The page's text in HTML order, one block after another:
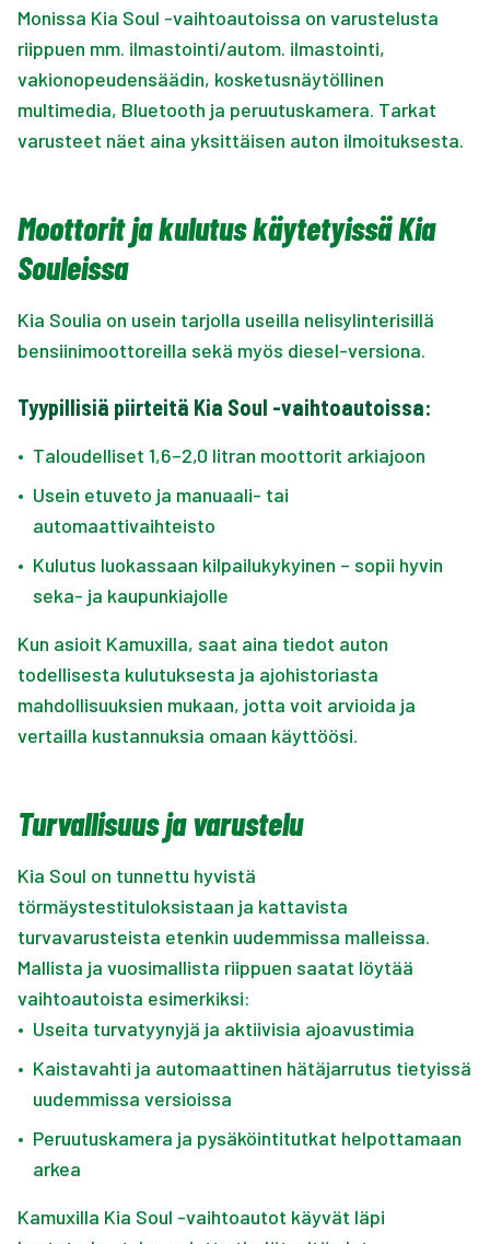
Monissa Kia Soul -vaihtoautoissa on varustelusta
riippuen mm. ilmastointi/autom. ilmastointi,
vakionopeudensäädin, kosketusnäytöllinen
multimedia, Bluetooth ja peruutuskamera. Tarkat
varusteet näet aina yksittäisen auton ilmoituksesta.
Moottorit ja kulutus käytetyissä Kia
Souleissa
Kia Soulia on usein tarjolla useilla nelisylinterisillä
bensiinimoottoreilla sekä myös diesel-versiona.
Tyypillisiä piirteitä Kia Soul -vaihtoautoissa:
• Taloudelliset 1,6–2,0 litran moottorit arkiajoon
• Usein etuveto ja manuaali- tai
automaattivaihteisto
• Kulutus luokassaan kilpailukykyinen – sopii hyvin
seka- ja kaupunkiajolle
Kun asioit Kamuxilla, saat aina tiedot auton
todellisesta kulutuksesta ja ajohistoriasta
mahdollisuuksien mukaan, jotta voit arvioida ja
vertailla kustannuksia omaan käyttöösi.
Turvallisuus ja varustelu
Kia Soul on tunnettu hyvistä
törmäystestituloksistaan ja kattavista
turvavarusteista etenkin uudemmissa malleissa.
Mallista ja vuosimallista riippuen saatat löytää
vaihtoautoista esimerkiksi:
• Useita turvatyynyjä ja aktiivisia ajoavustimia
• Kaistavahti ja automaattinen hätäjarrutus tietyissä
uudemmissa versioissa
• Peruutuskamera ja pysäköintitutkat helpottamaan
arkea
Kamuxilla Kia Soul -vaihtoautot käyvät läpi